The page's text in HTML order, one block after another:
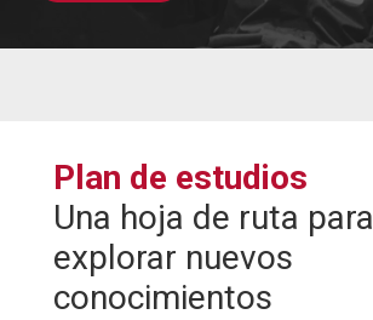
Plan de estudios
Una hoja de ruta para
explorar nuevos
conocimientos